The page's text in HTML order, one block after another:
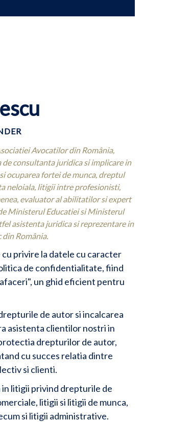
Avocatilor din România,
de consultanta juridica si implicare in
ocuparea fortei de munca, dreptul
neloiala, litigii intre profesionisti,
evaluator al abilitatilor si expert
Ministerul Educatiei si Ministerul
asistenta juridica si reprezentare in
România.
privire la datele cu caracter
de confidentialitate, fiind
un ghid eficient pentru
de autor si incalcarea
asistenta clientilor nostri in
drepturilor de autor,
cu succes relatia dintre
si clienti.
litigii privind drepturile de
litigii si litigii de munca,
si litigii administrative.